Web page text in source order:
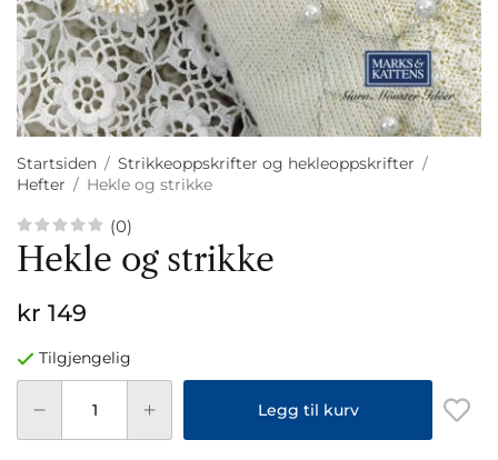
Startsiden / Strikkeoppskrifter og hekleoppskrifter /
Hefter / Hekle og strikke
(0)
Hekle og strikke
kr 149
Tilgjengelig
Legg til kurv